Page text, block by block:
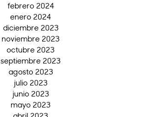
febrero 2024
enero 2024
diciembre 2023
noviembre 2023
octubre 2023
septiembre 2023
agosto 2023
julio 2023
junio 2023
mayo 2023